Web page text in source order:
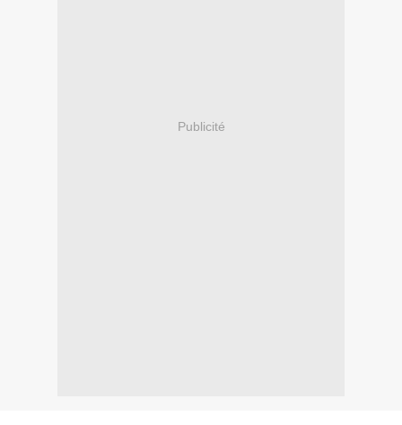
Publicité